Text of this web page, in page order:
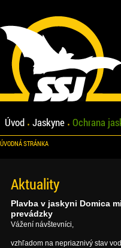
Úvod Jaskyne Ochrana
ÚVODNÁ STRÁNKA
Aktuality
Plavba v jaskyni Domica
prevádzky
Vážení návštevníci,
vzhľadom na nepriaznivý stav